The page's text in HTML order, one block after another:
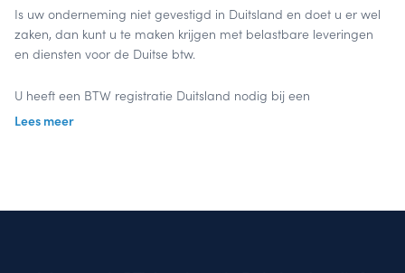
Is uw onderneming niet gevestigd in Duitsland en doet u er wel
zaken, dan kunt u te maken krijgen met belastbare leveringen
en diensten voor de Duitse btw.
U heeft een BTW registratie Duitsland nodig bij een
belastingplicht voor de btw in Duitsland. Na het aanvragen van
zakendoet in Duitsland. Uitbesteden bespaart u tijd en geld,
Lees meer